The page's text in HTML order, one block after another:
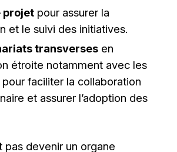
projetpour assurer la
et le suivi des initiatives.
transversesen
étroite notamment avec les
faciliter la collaboration
et assurer l’adoption des
pas devenir un organe